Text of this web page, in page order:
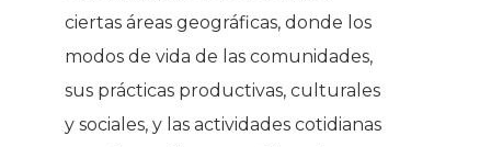
ciertas áreas geográficas, donde los
modos de vida de las comunidades,
sus prácticas productivas, culturales
y sociales, y las actividades cotidianas